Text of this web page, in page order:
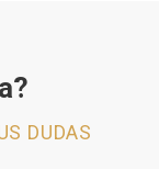
DUDAS